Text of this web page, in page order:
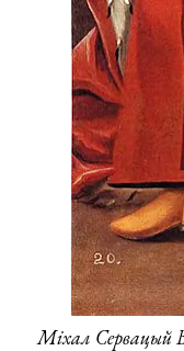
Міхал Сервацый